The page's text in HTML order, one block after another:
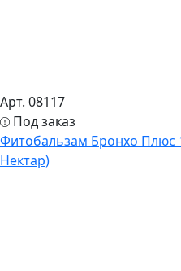
Арт. 08117
Под заказ
Фитобальзам Бронхо Плюс
Нектар)